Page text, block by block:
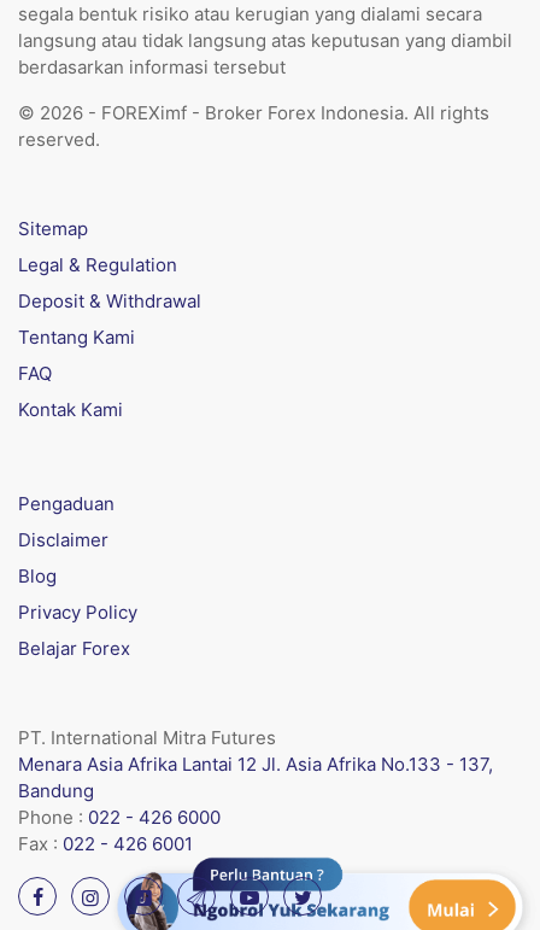
segala bentuk risiko atau kerugian yang dialami secara
langsung atau tidak langsung atas keputusan yang diambil
berdasarkan informasi tersebut
© 2026 - FOREXimf - Broker Forex Indonesia. All rights
reserved.
Sitemap
Legal & Regulation
Deposit & Withdrawal
Tentang Kami
FAQ
Kontak Kami
Pengaduan
Disclaimer
Blog
Privacy Policy
Belajar Forex
PT. International Mitra Futures
Menara Asia Afrika Lantai 12 Jl. Asia Afrika No.133 - 137,
Bandung
Phone : 022 - 426 6000
Fax : 022 - 426 6001